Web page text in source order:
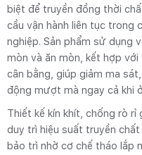
biệt để truyền đồng thời
cầu vận hành liên tục trong
nghiệp. Sản phẩm sử dụng
mòn và ăn mòn, kết hợp
cân bằng, giúp giảm ma
động mượt mà ngay cả khi
Thiết kế kín khít, chống rò
duy trì hiệu suất truyền
bảo trì nhờ cơ chế tháo lắp